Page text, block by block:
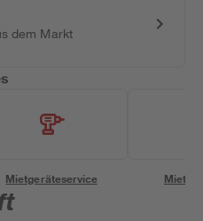
dem Markt
Mietgeräteservice